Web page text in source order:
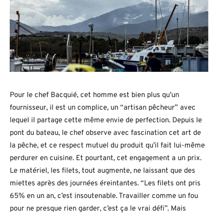
Pour le chef Bacquié, cet homme est bien plus qu’un
fournisseur, il est un complice, un “artisan pêcheur” avec
lequel il partage cette même envie de perfection. Depuis le
pont du bateau, le chef observe avec fascination cet art de
la pêche, et ce respect mutuel du produit qu’il fait lui-même
perdurer en cuisine. Et pourtant, cet engagement a un prix.
Le matériel, les filets, tout augmente, ne laissant que des
miettes après des journées éreintantes. “Les filets ont pris
65% en un an, c’est insoutenable. Travailler comme un fou
pour ne presque rien garder, c’est ça le vrai défi”. Mais